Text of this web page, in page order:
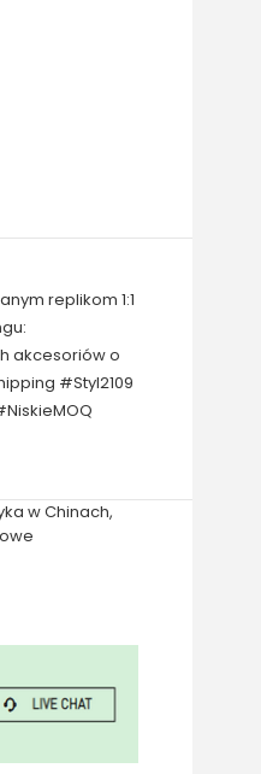
replikom 1:1
akcesoriów o
#Styl2109
w Chinach,